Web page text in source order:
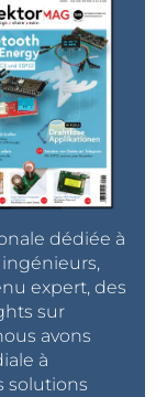
dédiée à
expert, des
sur
avons
à
solutions